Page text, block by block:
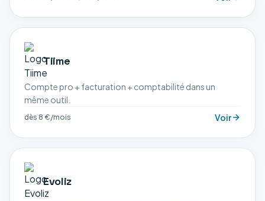
Tiime
Compte pro + facturation + comptabilité dans un
même outil.
dès 8 €/mois Voir
Evoliz